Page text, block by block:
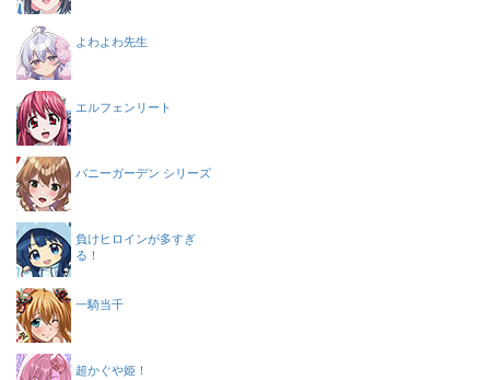
よわよわ先生
エルフェンリート
バニーガーデン シリーズ
負けヒロインが多すぎ
る！
一騎当千
超かぐや姫！